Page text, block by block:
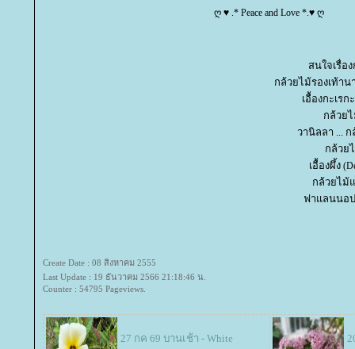
ღ ♥ .* Peace and Love *.♥ ღ
สนใจเรื่อ
กล้วยไม้รองเท้าน
เอื้องกะเรก
กล้วย
วานิลลา ...
กล้วย
เอื้องผึ้ง
กล้วยไม้
ฟาแลนนอ
Create Date : 08 สิงหาคม 2555
Last Update : 19 ธันวาคม 2566 21:18:46 น.
Counter : 54795 Pageviews.
27 กค 69 บานเช้า - White